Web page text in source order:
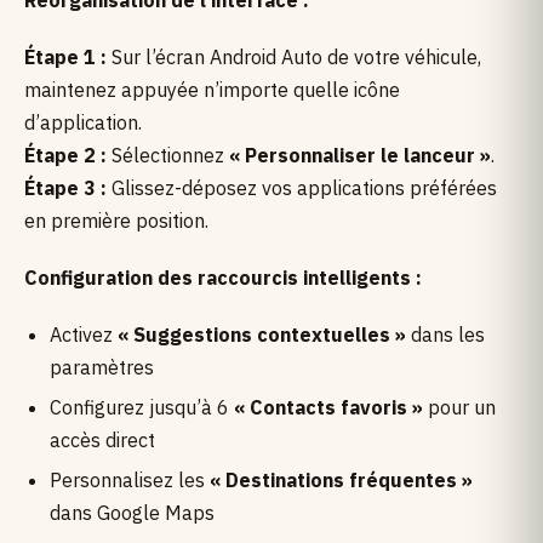
Étape 1 : Sur l’écran Android Auto de votre véhicule,
maintenez appuyée n’importe quelle icône
d’application.
Étape 2 : Sélectionnez « Personnaliser le lanceur ».
Étape 3 : Glissez-déposez vos applications préférées
en première position.
Configuration des raccourcis intelligents :
Activez « Suggestions contextuelles » dans les
paramètres
Configurez jusqu’à 6 « Contacts favoris » pour un
accès direct
Personnalisez les « Destinations fréquentes »
dans Google Maps